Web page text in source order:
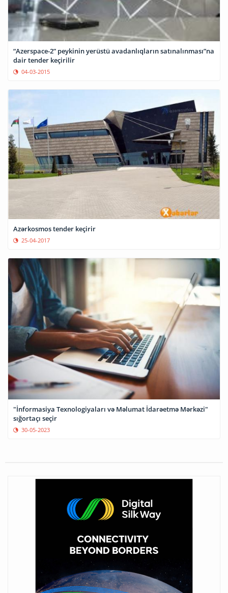
“Azerspace-2” peykinin yerüstü avadanlıqların satınalınması”na
dair tender keçirilir
04-03-2015
Azərkosmos tender keçirir
25-04-2017
"İnformasiya Texnologiyaları və Məlumat İdarəetmə Mərkəzi"
sığortaçı seçir
30-05-2023